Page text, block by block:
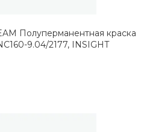
Полуперманентная краска
9.04/2177, INSIGHT